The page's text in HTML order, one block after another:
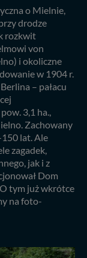
o Mielnie,
drodze
rozkwit
von
i okoliczne
w 1904 r.
– pałacu
3,1 ha.,
Zachowany
lat. Ale
zagadek,
jak i z
Dom
tym już wkrótce
na foto-